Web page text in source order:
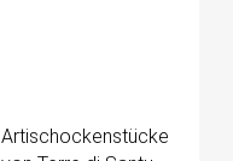
Artischockenstücke